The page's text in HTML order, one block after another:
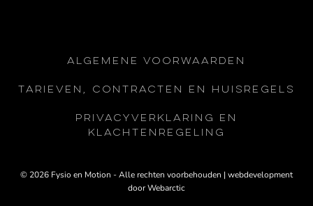
Algemene voorwaarden
TARIEVEN, CONTRACTEN EN HUISREGELS
PRIVACYVERKLARING EN
KLACHTENREGELING
© 2026 Fysio en Motion - Alle rechten voorbehouden | webdevelopment
doorWebarctic